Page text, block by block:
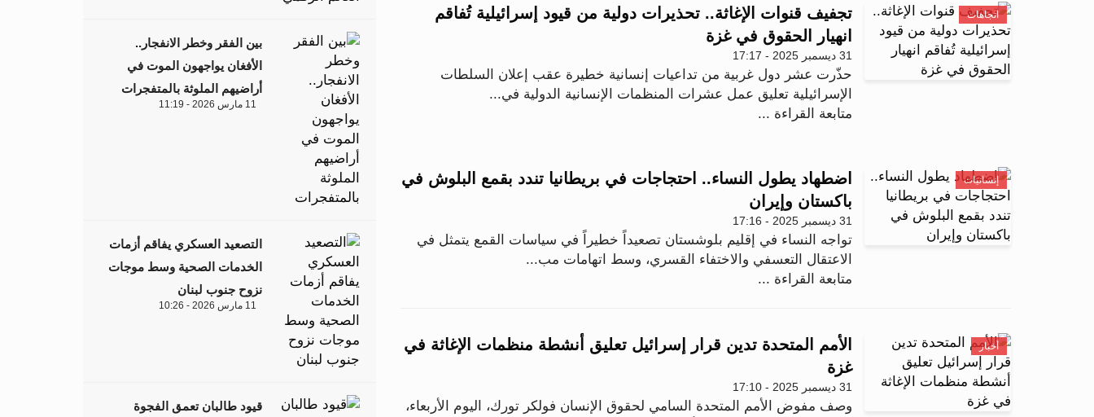
اتجاهات
تجفيف قنوات الإغاثة.. تحذيرات دولية من قيود إسرائيلية تُفاقم
انهيار الحقوق في غزة
31 ديسمبر 2025 - 17:17
حذّرت عشر دول غربية من تداعيات إنسانية خطيرة عقب إعلان السلطات
الإسرائيلية تعليق عمل عشرات المنظمات الإنسانية الدولية في...
متابعة القراءة ...
إنسانيات
اضطهاد يطول النساء.. احتجاجات في بريطانيا تندد بقمع البلوش في
باكستان وإيران
31 ديسمبر 2025 - 17:16
تواجه النساء في إقليم بلوشستان تصعيداً خطيراً في سياسات القمع يتمثل في
الاعتقال التعسفي والاختفاء القسري، وسط اتهامات مب...
متابعة القراءة ...
أخبار
الأمم المتحدة تدين قرار إسرائيل تعليق أنشطة منظمات الإغاثة في
غزة
31 ديسمبر 2025 - 17:10
وصف مفوض الأمم المتحدة السامي لحقوق الإنسان فولكر تورك، اليوم الأربعاء،
بين الفقر وخطر الانفجار..
الأفغان يواجهون الموت في
أراضيهم الملوثة بالمتفجرات
11 مارس 2026 - 11:19
التصعيد العسكري يفاقم أزمات
الخدمات الصحية وسط موجات
نزوح جنوب لبنان
11 مارس 2026 - 10:26
قيود طالبان تعمق الفجوة